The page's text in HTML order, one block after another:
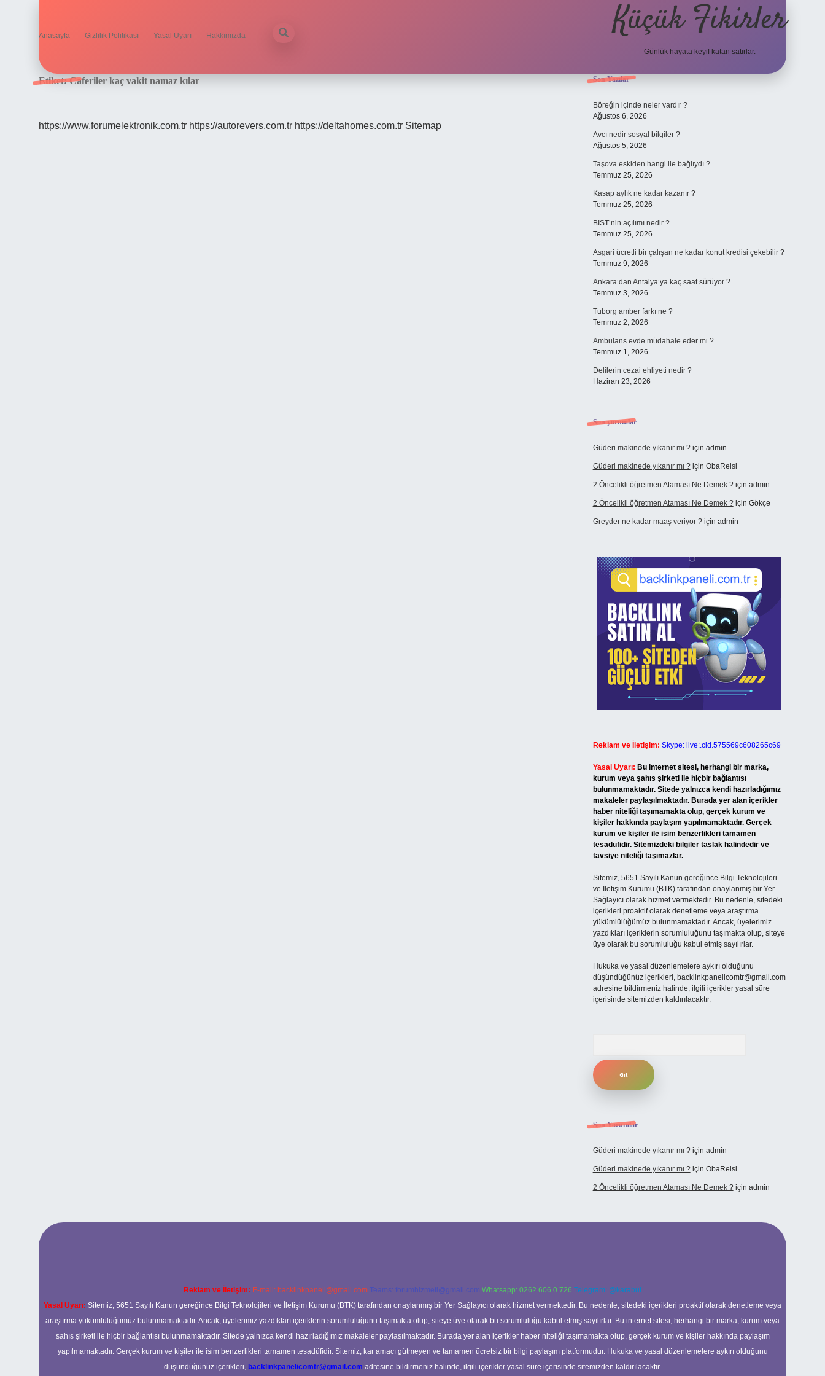
Anasayfa Gizlilik Politikası Yasal Uyarı Hakkımızda Küçük Fikirler
Günlük hayata keyif katan satırlar.
Etiket:Caferiler kaç vakit namaz kılar
https://www.forumelektronik.com.tr https://autorevers.com.tr https://deltahomes.com.tr Sitemap
Sidebar
Son Yazılar
Böreğin içinde neler vardır ?
Ağustos 6, 2026
Avcı nedir sosyal bilgiler ?
Ağustos 5, 2026
Taşova eskiden hangi ile bağlıydı ?
Temmuz 25, 2026
Kasap aylık ne kadar kazanır ?
Temmuz 25, 2026
BIST’nin açılımı nedir ?
Temmuz 25, 2026
Asgari ücretli bir çalışan ne kadar konut kredisi çekebilir ?
Temmuz 9, 2026
Ankara’dan Antalya’ya kaç saat sürüyor ?
Temmuz 3, 2026
Tuborg amber farkı ne ?
Temmuz 2, 2026
Ambulans evde müdahale eder mi ?
Temmuz 1, 2026
Delilerin cezai ehliyeti nedir ?
Haziran 23, 2026
Son yorumlar
Güderi makinede yıkanır mı ?için admin
Güderi makinede yıkanır mı ?için ObaReisi
2 Öncelikli öğretmen Ataması Ne Demek ?için admin
2 Öncelikli öğretmen Ataması Ne Demek ?için Gökçe
Greyder ne kadar maaş veriyor ?için admin
Reklam ve İletişim: Skype: live:.cid.575569c608265c69
Yasal Uyarı: Bu internet sitesi, herhangi bir marka,
kurum veya şahıs şirketi ile hiçbir bağlantısı
bulunmamaktadır. Sitede yalnızca kendi hazırladığımız
makaleler paylaşılmaktadır. Burada yer alan içerikler
haber niteliği taşımamakta olup, gerçek kurum ve
kişiler hakkında paylaşım yapılmamaktadır. Gerçek
kurum ve kişiler ile isim benzerlikleri tamamen
tesadüfidir. Sitemizdeki bilgiler taslak halindedir ve
tavsiye niteliği taşımazlar.
Sitemiz, 5651 Sayılı Kanun gereğince Bilgi Teknolojileri
ve İletişim Kurumu (BTK) tarafından onaylanmış bir Yer
Sağlayıcı olarak hizmet vermektedir. Bu nedenle, sitedeki
içerikleri proaktif olarak denetleme veya araştırma
yükümlülüğümüz bulunmamaktadır. Ancak, üyelerimiz
yazdıkları içeriklerin sorumluluğunu taşımakta olup, siteye
üye olarak bu sorumluluğu kabul etmiş sayılırlar.
Hukuka ve yasal düzenlemelere aykırı olduğunu
düşündüğünüz içerikleri, backlinkpanelicomtr@gmail.com
adresine bildirmeniz halinde, ilgili içerikler yasal süre
içerisinde sitemizden kaldırılacaktır.
Son Yorumlar
Güderi makinede yıkanır mı ?için admin
Güderi makinede yıkanır mı ?için ObaReisi
2 Öncelikli öğretmen Ataması Ne Demek ?için admin
Reklam ve İletişim: E-mail: backlinkpaneli@gmail.com Teams: forumhizmeti@gmail.com Whatsapp: 0262 606 0 726 Telegram: @karabul
Yasal Uyarı: Sitemiz, 5651 Sayılı Kanun gereğince Bilgi Teknolojileri ve İletişim Kurumu (BTK) tarafından onaylanmış bir Yer Sağlayıcı olarak hizmet vermektedir. Bu nedenle, sitedeki içerikleri proaktif olarak denetleme veya
araştırma yükümlülüğümüz bulunmamaktadır. Ancak, üyelerimiz yazdıkları içeriklerin sorumluluğunu taşımakta olup, siteye üye olarak bu sorumluluğu kabul etmiş sayılırlar. Bu internet sitesi, herhangi bir marka, kurum veya
şahıs şirketi ile hiçbir bağlantısı bulunmamaktadır. Sitede yalnızca kendi hazırladığımız makaleler paylaşılmaktadır. Burada yer alan içerikler haber niteliği taşımamakta olup, gerçek kurum ve kişiler hakkında paylaşım
yapılmamaktadır. Gerçek kurum ve kişiler ile isim benzerlikleri tamamen tesadüfidir. Sitemiz, kar amacı gütmeyen ve tamamen ücretsiz bir bilgi paylaşım platformudur. Hukuka ve yasal düzenlemelere aykırı olduğunu
düşündüğünüz içerikleri, backlinkpanelicomtr@gmail.com adresine bildirmeniz halinde, ilgili içerikler yasal süre içerisinde sitemizden kaldırılacaktır.